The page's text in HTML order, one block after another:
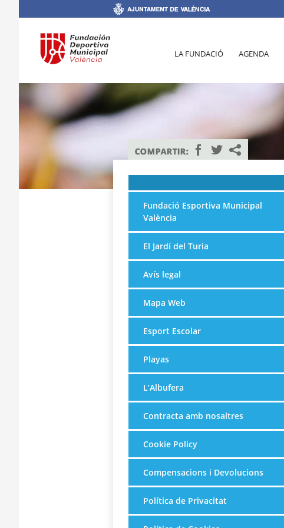
LA FUNDACIÓ AGENDA
Fundació Esportiva Municipal
València
El Jardí del Turia
Avís legal
Mapa Web
Esport Escolar
Playas
L’Albufera
Contracta amb nosaltres
Cookie Policy
Compensacions i Devolucions
Política de Privacitat